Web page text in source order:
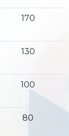
170
130
100
80